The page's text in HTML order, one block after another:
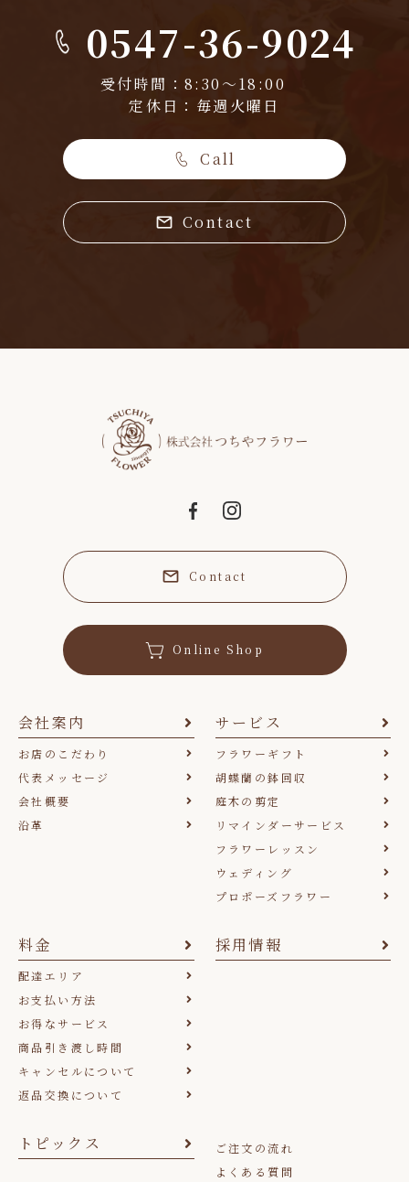
0547-36-9024
受付時間：8:30～18:00
定休日：毎週火曜日
Call
Contact
Contact
Online Shop
会社案内
お店のこだわり
代表メッセージ
会社概要
沿革
サービス
フラワーギフト
胡蝶蘭の鉢回収
庭木の剪定
リマインダーサービス
フラワーレッスン
ウェディング
プロポーズフラワー
料金
配達エリア
お支払い方法
お得なサービス
商品引き渡し時間
キャンセルについて
返品交換について
採用情報
トピックス
ご注文の流れ
よくある質問